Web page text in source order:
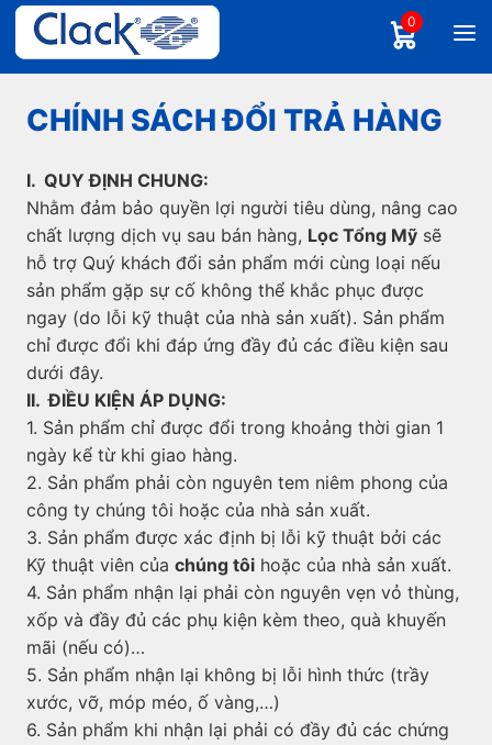
0
CHÍNH SÁCH ĐỔI TRẢ HÀNG
I. QUY ĐỊNH CHUNG:
Nhằm đảm bảo quyền lợi người tiêu dùng, nâng cao
chất lượng dịch vụ sau bán hàng, Lọc Tổng Mỹ sẽ
hỗ trợ Quý khách đổi sản phẩm mới cùng loại nếu
sản phẩm gặp sự cố không thể khắc phục được
ngay (do lỗi kỹ thuật của nhà sản xuất). Sản phẩm
chỉ được đổi khi đáp ứng đầy đủ các điều kiện sau
dưới đây.
II. ĐIỀU KIỆN ÁP DỤNG:
1. Sản phẩm chỉ được đổi trong khoảng thời gian 1
ngày kể từ khi giao hàng.
2. Sản phẩm phải còn nguyên tem niêm phong của
công ty chúng tôi hoặc của nhà sản xuất.
3. Sản phẩm được xác định bị lỗi kỹ thuật bởi các
Kỹ thuật viên củachúng tôi hoặc của nhà sản xuất.
4. Sản phẩm nhận lại phải còn nguyên vẹn vỏ thùng,
xốp và đầy đủ các phụ kiện kèm theo, quà khuyến
mãi (nếu có)…
5. Sản phẩm nhận lại không bị lỗi hình thức (trầy
xước, vỡ, móp méo, ố vàng,…)
6. Sản phẩm khi nhận lại phải có đầy đủ các chứng